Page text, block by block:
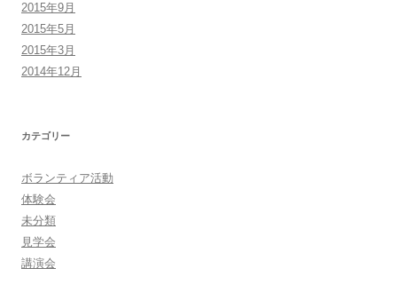
2015年9月
2015年5月
2015年3月
2014年12月
カテゴリー
ボランティア活動
体験会
未分類
見学会
講演会